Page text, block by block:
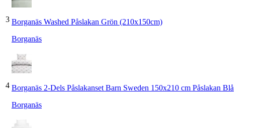
3 Borganäs Washed Påslakan Grön (210x150cm)
Borganäs
4 Borganäs 2-Dels Påslakanset Barn Sweden 150x210 cm Påslakan Blå
Borganäs